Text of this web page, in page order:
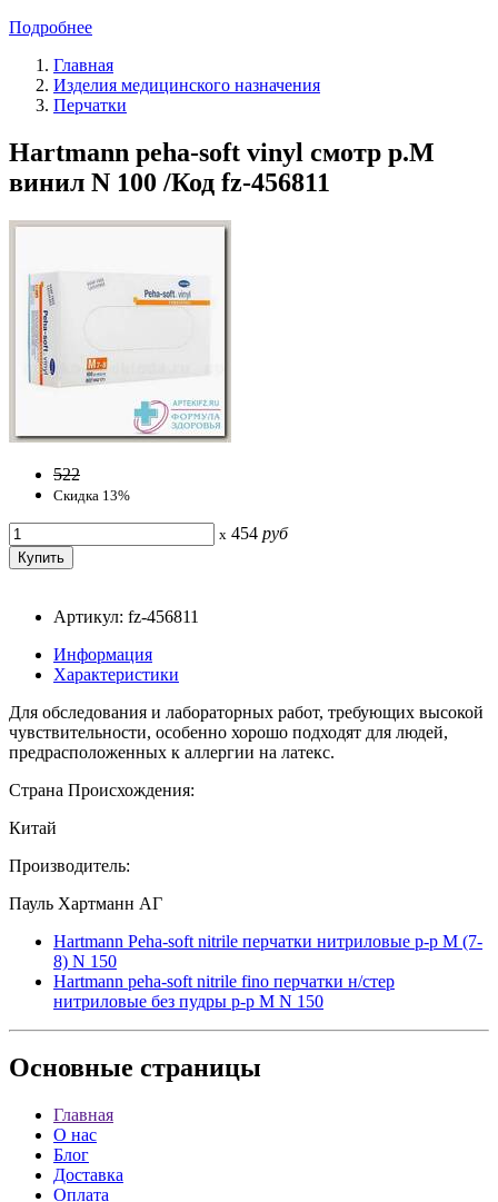
Подробнее
Главная
Изделия медицинского назначения
Перчатки
Hartmann peha-soft vinyl смотр р.М
винил N 100 /Код fz-456811
522
Скидка 13%
x 454 руб
Артикул: fz-456811
Информация
Характеристики
Для обследования и лабораторных работ, требующих высокой
чувствительности, особенно хорошо подходят для людей,
предрасположенных к аллергии на латекс.
Страна Происхождения:
Китай
Производитель:
Пауль Хартманн АГ
Hartmann Peha-soft nitrile перчатки нитриловые р-р M (7-
8) N 150
Hartmann peha-soft nitrile fino перчатки н/стер
нитриловые без пудры p-р M N 150
Основные страницы
Главная
О нас
Блог
Доставка
Оплата